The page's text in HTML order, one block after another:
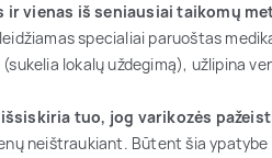
ir vienas iš seniausiai taikomų
specialiai paruoštas
lokalų uždegimą), užlipina
tuo, jog varikozės
neištraukiant. Būtent šia